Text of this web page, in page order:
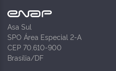
Asa Sul
SPO Área Especial 2-A
CEP 70.610-900
Brasília/DF